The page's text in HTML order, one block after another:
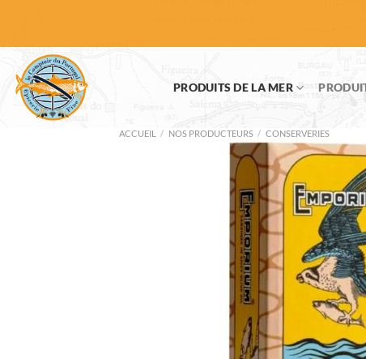
contenu
PRODUITS DE LA MER
ACCUEIL / NOS PRODUCTEURS / CONSERVERIES